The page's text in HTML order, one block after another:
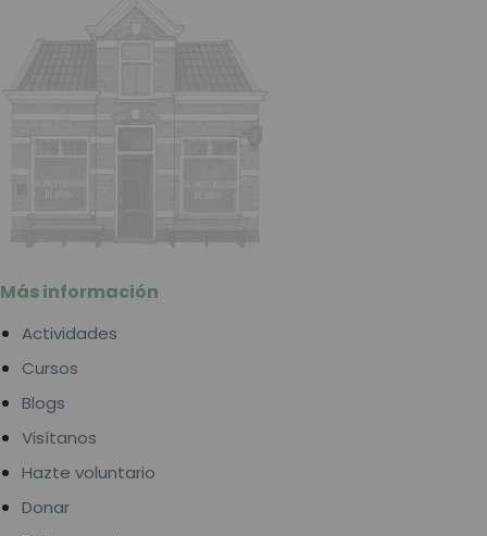
Más información
Actividades
Cursos
Blogs
Visítanos
Hazte voluntario
Donar